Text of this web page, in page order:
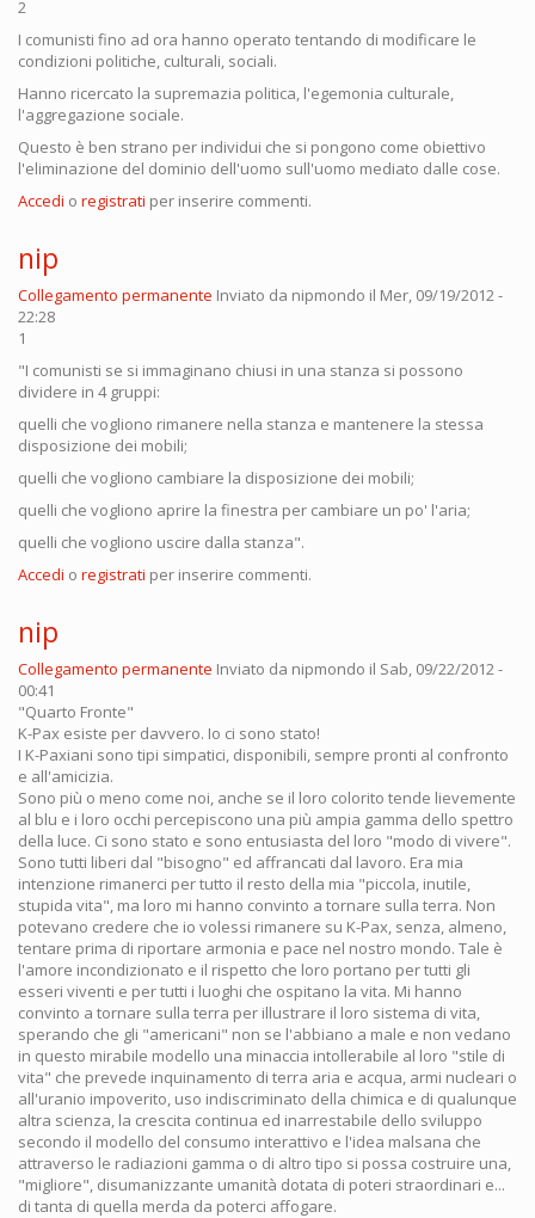
2
I comunisti fino ad ora hanno operato tentando di modificare le
condizioni politiche, culturali, sociali.
Hanno ricercato la supremazia politica, l'egemonia culturale,
l'aggregazione sociale.
Questo è ben strano per individui che si pongono come obiettivo
l'eliminazione del dominio dell'uomo sull'uomo mediato dalle cose.
Accedi o registrati per inserire commenti.
nip
Collegamento permanente Inviato da nipmondo il Mer, 09/19/2012 -
22:28
1
"I comunisti se si immaginano chiusi in una stanza si possono
dividere in 4 gruppi:
quelli che vogliono rimanere nella stanza e mantenere la stessa
disposizione dei mobili;
quelli che vogliono cambiare la disposizione dei mobili;
quelli che vogliono aprire la finestra per cambiare un po' l'aria;
quelli che vogliono uscire dalla stanza".
Accedi o registrati per inserire commenti.
nip
Collegamento permanente Inviato da nipmondo il Sab, 09/22/2012 -
00:41
"Quarto Fronte"
K-Pax esiste per davvero. Io ci sono stato!
I K-Paxiani sono tipi simpatici, disponibili, sempre pronti al confronto
e all'amicizia.
Sono più o meno come noi, anche se il loro colorito tende lievemente
al blu e i loro occhi percepiscono una più ampia gamma dello spettro
della luce. Ci sono stato e sono entusiasta del loro "modo di vivere".
Sono tutti liberi dal "bisogno" ed affrancati dal lavoro. Era mia
intenzione rimanerci per tutto il resto della mia "piccola, inutile,
stupida vita", ma loro mi hanno convinto a tornare sulla terra. Non
potevano credere che io volessi rimanere su K-Pax, senza, almeno,
tentare prima di riportare armonia e pace nel nostro mondo. Tale è
l'amore incondizionato e il rispetto che loro portano per tutti gli
esseri viventi e per tutti i luoghi che ospitano la vita. Mi hanno
convinto a tornare sulla terra per illustrare il loro sistema di vita,
sperando che gli "americani" non se l'abbiano a male e non vedano
in questo mirabile modello una minaccia intollerabile al loro "stile di
vita" che prevede inquinamento di terra aria e acqua, armi nucleari o
all'uranio impoverito, uso indiscriminato della chimica e di qualunque
altra scienza, la crescita continua ed inarrestabile dello sviluppo
secondo il modello del consumo interattivo e l'idea malsana che
attraverso le radiazioni gamma o di altro tipo si possa costruire una,
"migliore", disumanizzante umanità dotata di poteri straordinari e...
di tanta di quella merda da poterci affogare.